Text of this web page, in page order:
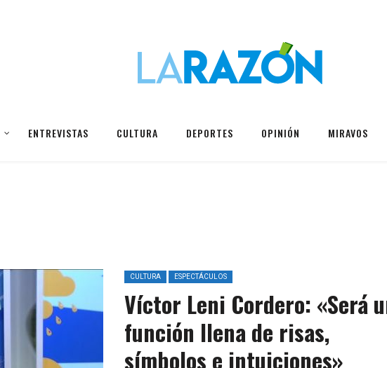
ENTREVISTAS CULTURA DEPORTES OPINIÓN MIRAVOS
CULTURA ESPECTÁCULOS
Víctor Leni Cordero: «Será
función llena de risas,
símbolos e intuiciones»